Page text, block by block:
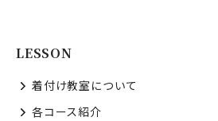
LESSON
着付け教室について
各コース紹介